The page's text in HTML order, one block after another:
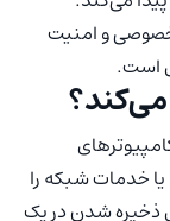
و امنیت
است.
می‌کند؟
خدمات شبکه را
ذخیره شدن در یک